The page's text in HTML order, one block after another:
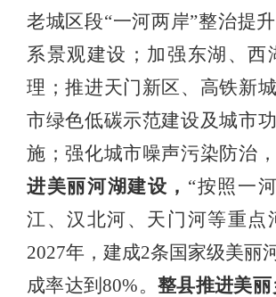
老城区段“一河两岸”整治提
系景观建设 ； 加强东湖、西
理； 推进天门新区、高铁新
市绿色低碳示范建设及城市
施； 强化城市噪声污染防治
进美丽河湖建设 ， “按照一
江、汉北河、天门河等重
2027年，建成2条国家级美丽
成率达到80%。 整县推进美丽